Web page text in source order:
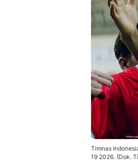
Timnas
19 2026. (Dok.